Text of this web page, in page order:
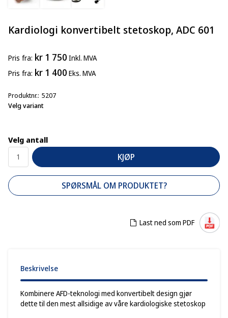
Kardiologi konvertibelt stetoskop, ADC 601
Pris fra kr 1 750 Inkl. MVA
Pris fra kr 1 400 Eks. MVA
Produktnr. 5207
Velg variant
Velg antall
KJØP
SPØRSMÅL OM PRODUKTET?
Last ned som PDF
Beskrivelse
Kombinere AFD-teknologi med konvertibelt design gjør
dette til den mest allsidige av våre kardiologiske stetoskop